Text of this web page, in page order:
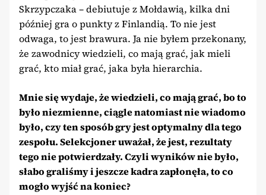
Skrzypczaka – debiutuje z Mołdawią, kilka dni
później gra o punkty z Finlandią. To nie jest
odwaga, to jest brawura. Ja nie byłem przekonany,
że zawodnicy wiedzieli, co mają grać, jak mieli
grać, kto miał grać, jaka była hierarchia.
Mnie się wydaje, że wiedzieli, co mają grać, bo to
było niezmienne, ciągle natomiast nie wiadomo
było, czy ten sposób gry jest optymalny dla tego
zespołu. Selekcjoner uważał, że jest, rezultaty
tego nie potwierdzały. Czyli wyników nie było,
słabo graliśmy i jeszcze kadra zapłonęła, to co
mogło wyjść na koniec?